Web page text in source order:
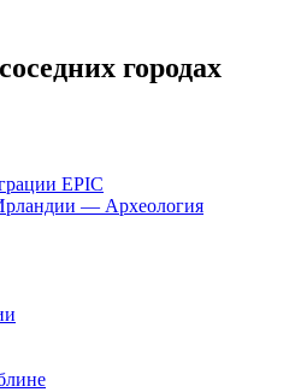
городах
EPIC
— Археология